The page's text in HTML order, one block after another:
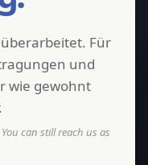
Für
und
wie gewohnt
can still reach us as